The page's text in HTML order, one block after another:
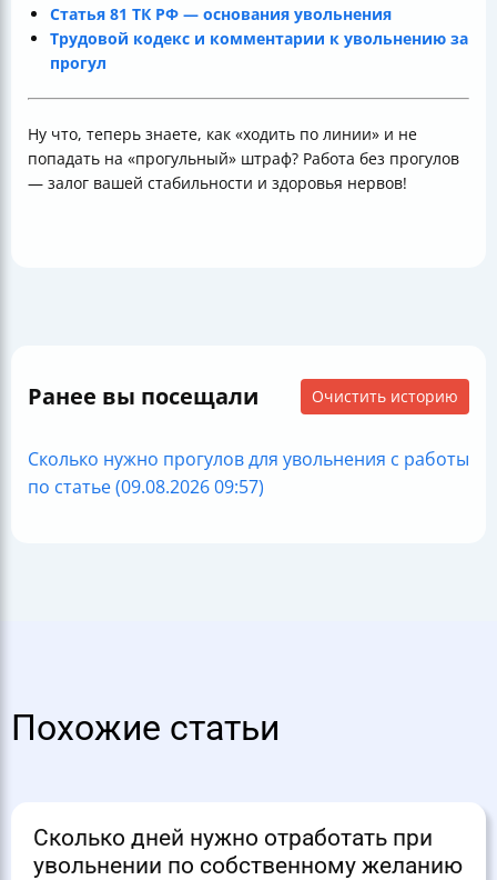
Статья 81 ТК РФ — основания увольнения
Трудовой кодекс и комментарии к увольнению за
прогул
Ну что, теперь знаете, как «ходить по линии» и не
попадать на «прогульный» штраф? Работа без прогулов
— залог вашей стабильности и здоровья нервов!
Ранее вы посещали Очистить историю
Сколько нужно прогулов для увольнения с работы
по статье (09.08.2026 09:57)
Похожие статьи
Сколько дней нужно отработать при
увольнении по собственному желанию